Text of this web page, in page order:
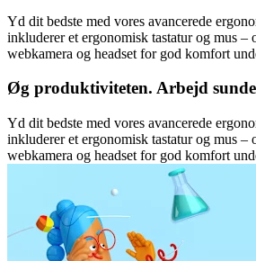
Yd dit bedste med vores avancerede
inkluderer et ergonomisk tastatur og mus –
webkamera og headset for god komfort
Øg produktiviteten. Arbejd
Yd dit bedste med vores avancerede
inkluderer et ergonomisk tastatur og mus –
webkamera og headset for god komfort